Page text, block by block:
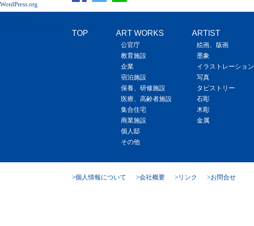
WordPress.org
TOP ART WORKS
公官庁
教育施設
企業
宿泊施設
保養、研修施設
医療、高齢者施設
集合住宅
商業施設
個人邸
その他
ARTIST
絵画、版画
墨象
イラストレーション
写真
タピストリー
石彫
木彫
金属
個人情報について 会社概要 リンク お問合せ